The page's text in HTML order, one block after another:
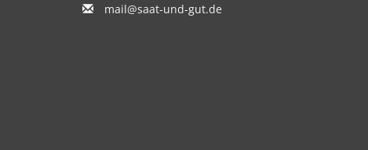
mail@saat-und-gut.de